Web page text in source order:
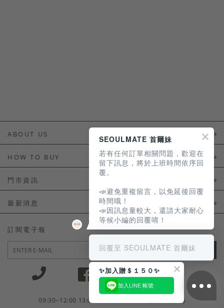
ABOUT US
HOW TO BUY
如何購買
會員常見問題
訂單常見問題
商品售後服務
電子發票
門市資訊
門市資訊
最新消息
LINE官方會員活動
訂閱電子報
JOIN
09:30~12:00 13:00~18:30 / Mon - Fri(例假日除外)
SEOULMATE 首爾妹
若有任何訂單相關問題，歡迎在
留下訊息，將於上班時間依序回
覆。
📣避免重複留言，以免延後回覆
時間哦！
📣因訊息量較大，還請大家耐心
等候小編的回覆唷！
回覆至 SEOULMATE 首爾妹
✨加入贈＄１５０✨
加入LINE 帳號